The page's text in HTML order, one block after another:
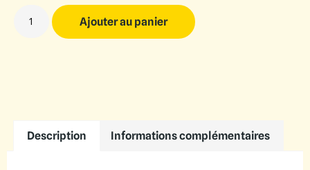
Ajouter au panier
Description Informations complémentaires